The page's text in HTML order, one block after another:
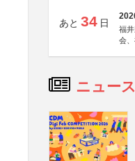
あと 34 日
福
会
ニュース